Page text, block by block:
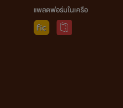
แพลตฟอร์มในเครือ